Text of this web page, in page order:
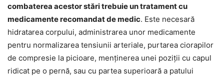
combaterea acestor stări trebuie un tratament cu
medicamente recomandat de medic. Este necesară
hidratarea corpului, administrarea unor medicamente
pentru normalizarea tensiunii arteriale, purtarea ciorapilor
de compresie la picioare, menținerea unei poziții cu capul
ridicat pe o pernă, sau cu partea superioară a patului